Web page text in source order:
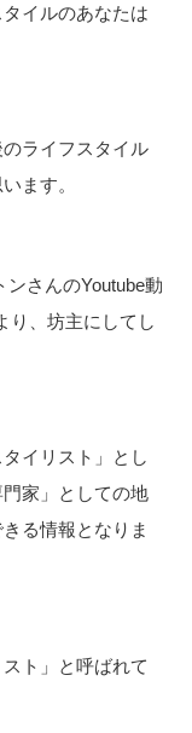
イルのあなたは
ライフスタイル
ます。
さんのYoutube動
り、坊主にしてし
イリスト」とし
家」としての地
る情報となりま
ト」と呼ばれて